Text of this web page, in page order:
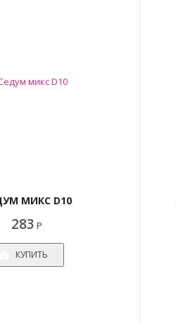
МИКС D10
283 Р
КУПИТЬ